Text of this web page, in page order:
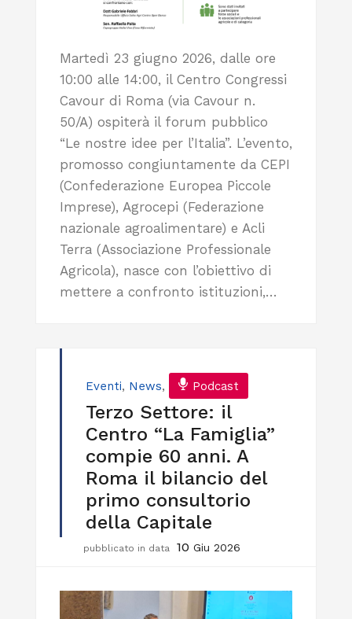
Martedì 23 giugno 2026, dalle ore
10:00 alle 14:00, il Centro Congressi
Cavour di Roma (via Cavour n.
50/A) ospiterà il forum pubblico
“Le nostre idee per l’Italia”. L’evento,
promosso congiuntamente da CEPI
(Confederazione Europea Piccole
Imprese), Agrocepi (Federazione
nazionale agroalimentare) e Acli
Terra (Associazione Professionale
Agricola), nasce con l’obiettivo di
mettere a confronto istituzioni,…
Eventi, News, Podcast
Terzo Settore: il
Centro “La Famiglia”
compie 60 anni. A
Roma il bilancio del
primo consultorio
della Capitale
pubblicato in data 10 Giu 2026